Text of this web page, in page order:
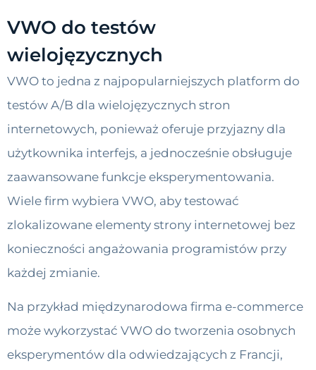
VWO do testów
wielojęzycznych
VWO to jedna z najpopularniejszych platform do
testów A/B dla wielojęzycznych stron
internetowych, ponieważ oferuje przyjazny dla
użytkownika interfejs, a jednocześnie obsługuje
zaawansowane funkcje eksperymentowania.
Wiele firm wybiera VWO, aby testować
zlokalizowane elementy strony internetowej bez
konieczności angażowania programistów przy
każdej zmianie.
Na przykład międzynarodowa firma e-commerce
może wykorzystać VWO do tworzenia osobnych
eksperymentów dla odwiedzających z Francji,